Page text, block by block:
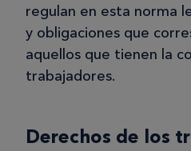
regulan en esta norma
y obligaciones que
aquellos que tienen la
trabajadores.
Derechos de los